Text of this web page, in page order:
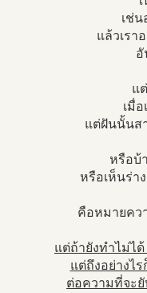
เช่น
แล้วเรา
อั
แ
เมื่
แต่ฝันนั้นส
หรือบ้
หรือเห็นร่า
คือหมายคว
แต่ถ้ายังทำไม่ได้
แต่ถึงอย่าง
ต่อความที่จะยั